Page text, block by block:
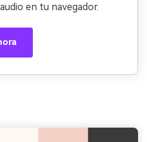
en tu navegador.